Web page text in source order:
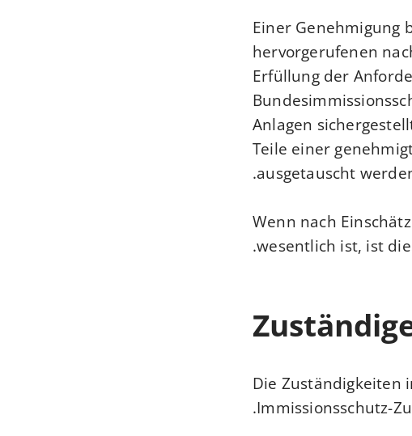
Einer Genehmigung
hervorgerufenen
Erfüllung der
Anlagen
Teile einer
ausgetauscht
Wenn nach
wesentlich ist, ist
Die Zuständigkeiten
Immissionsschutz-